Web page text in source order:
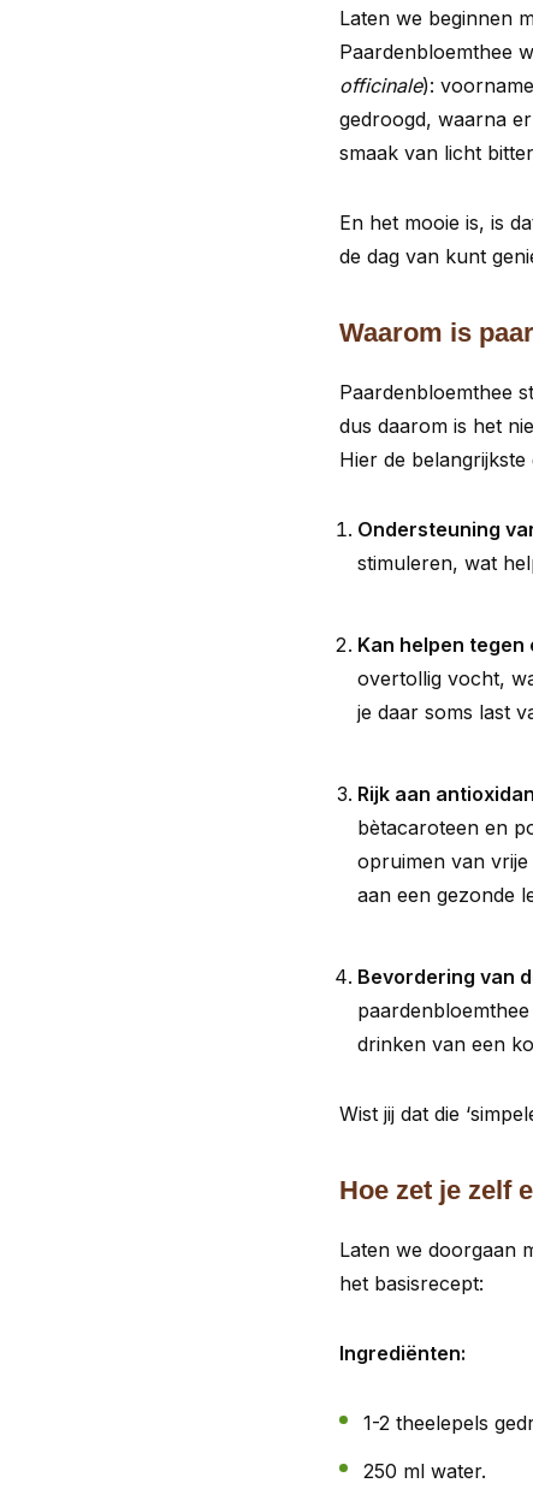
Laten we beginnen
Paardenbloemthee
officinale):
gedroogd, waarna
smaak van licht
En het mooie is, is
de dag van kunt
Waarom is
Paardenbloemthee
dus daarom is het
Hier de
Ondersteuning
stimuleren, wat
Kan helpen tegen
overtollig vocht,
je daar soms last
Rijk aan
bètacaroteen en
opruimen van
aan een gezonde
Bevordering van
drinken van een
Wist jij dat die
Hoe zet je zelf
Laten we doorgaan
het basisrecept:
Ingrediënten:
1-2 theelepels
250 ml water.